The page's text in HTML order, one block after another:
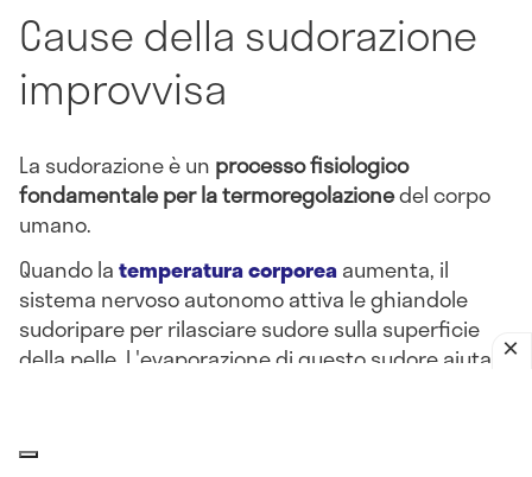
Cause della sudorazione
improvvisa
La sudorazione è un processo fisiologico
fondamentale per la termoregolazionedel corpo
umano.
Quando latemperatura corporeaaumenta, il
sistema nervoso autonomo attiva le ghiandole
sudoripare per rilasciare sudore sulla superficie
della pelle. L'evaporazione di questo sudore aiuta a